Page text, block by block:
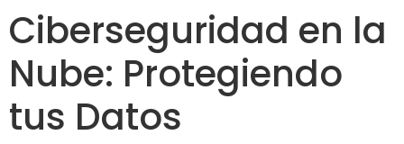
Ciberseguridad en la
Nube: Protegiendo
tus Datos